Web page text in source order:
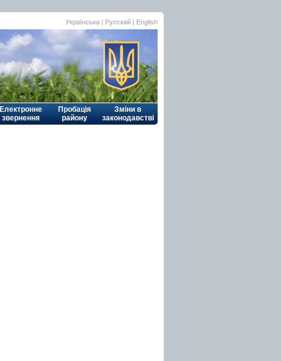
Українська | Русский | English
Електронне
звернення
Пробація
району
Зміни в
законодавстві